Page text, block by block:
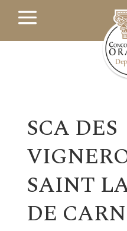
SCA DES
SAINT
DE